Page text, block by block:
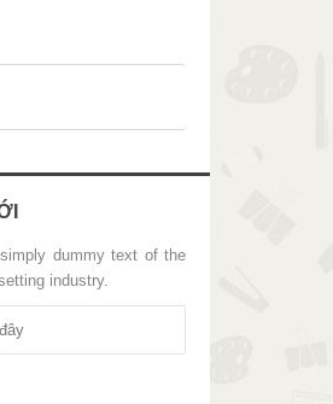
simply dummy text of the
industry.